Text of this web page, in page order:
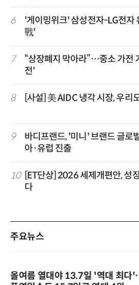
6
'게이밍위크' 삼성전자-LG전자
戰'
7
“상장폐지 막아라”…중소 가전
전'
8 [사설] 美 AIDC 냉각 시장, 우리
9
바디프랜드, '미니' 브랜드 글
아·유럽 진출
10
[ET단상] 2026 세제개편안, 성
다
주요뉴스
올여름 열대야 13.7일 '역대 최다